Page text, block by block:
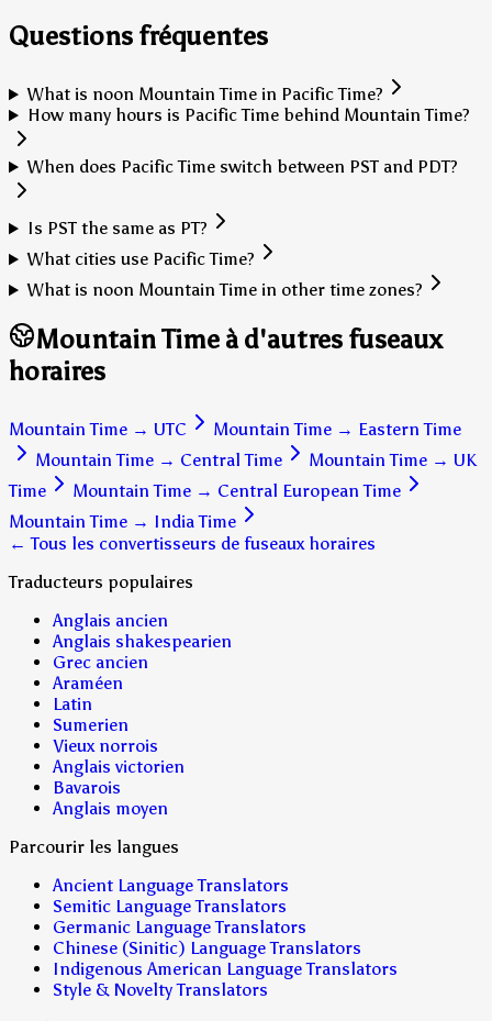
Questions fréquentes
What is noon Mountain Time in Pacific Time?
How many hours is Pacific Time behind Mountain Time?
When does Pacific Time switch between PST and PDT?
Is PST the same as PT?
What cities use Pacific Time?
What is noon Mountain Time in other time zones?
Mountain Time à d'autres fuseaux
horaires
Mountain Time → UTC Mountain Time → Eastern Time
Mountain Time → Central Time Mountain Time → UK
Time
Mountain Time → Central European Time
Mountain Time → India Time
← Tous les convertisseurs de fuseaux horaires
Traducteurs populaires
Anglais ancien
Anglais shakespearien
Grec ancien
Araméen
Latin
Sumerien
Vieux norrois
Anglais victorien
Bavarois
Anglais moyen
Parcourir les langues
Ancient Language Translators
Semitic Language Translators
Germanic Language Translators
Chinese (Sinitic) Language Translators
Indigenous American Language Translators
Style & Novelty Translators